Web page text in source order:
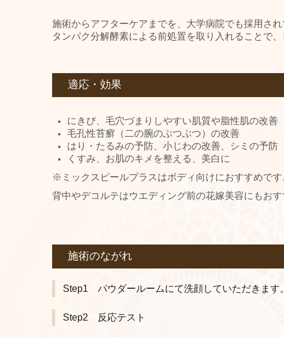
施術からアフターケアまでを、大学病院でも採用さ
タンパク分解酵素による前処置を取り入れることで
適応・効果
にきび、毛穴づまりしやすい肌質や脂性肌の改善
毛孔性苔癬（二の腕のぶつぶつ）の改善
はり・たるみの予防、小じわの改善、シミの予防
くすみ、お肌のキメを整える、美白に
※ミックスピールプラスはボディ向けにおすすめです
背中やデコルテはウエディング前の花嫁美容にもおす
施術のながれ
Step1 パウダールームにて洗顔していただきます。
Step2 反応テスト